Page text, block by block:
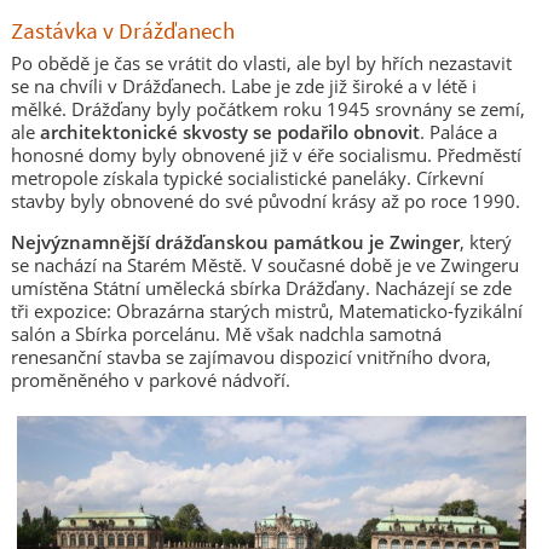
Zastávka v Drážďanech
Po obědě je čas se vrátit do vlasti, ale byl by hřích nezastavit
se na chvíli v Drážďanech. Labe je zde již široké a v létě i
mělké. Drážďany byly počátkem roku 1945 srovnány se zemí,
ale architektonické skvosty se podařilo obnovit. Paláce a
honosné domy byly obnovené již v éře socialismu. Předměstí
metropole získala typické socialistické paneláky. Církevní
stavby byly obnovené do své původní krásy až po roce 1990.
Nejvýznamnější drážďanskou památkou je Zwinger, který
se nachází na Starém Městě. V současné době je ve Zwingeru
umístěna Státní umělecká sbírka Drážďany. Nacházejí se zde
tři expozice: Obrazárna starých mistrů, Matematicko-fyzikální
salón a Sbírka porcelánu. Mě však nadchla samotná
renesanční stavba se zajímavou dispozicí vnitřního dvora,
proměněného v parkové nádvoří.